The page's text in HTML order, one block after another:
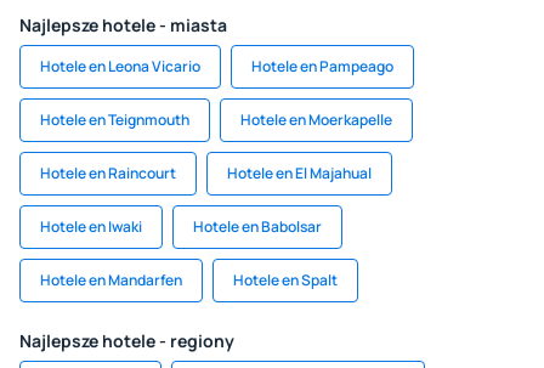
Najlepsze hotele - miasta
Hotele en Leona Vicario Hotele en Pampeago
Hotele en Teignmouth Hotele en Moerkapelle
Hotele en Raincourt Hotele en El Majahual
Hotele en Iwaki Hotele en Babolsar
Hotele en Mandarfen Hotele en Spalt
Najlepsze hotele - regiony